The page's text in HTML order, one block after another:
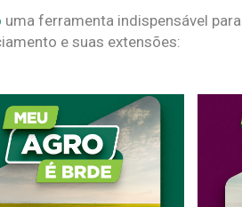
uma ferramenta indispensável
e suas extensões: